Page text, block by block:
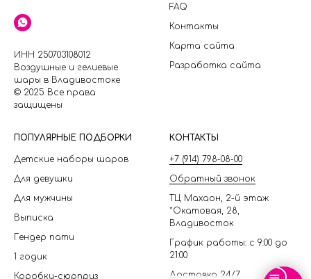
ИНН 250703108012
Воздушные и гелиевые
шары в Владивостоке
© 2025 Все права
защищены
FAQ
Контакты
Карта сайта
Разработка сайта
ПОПУЛЯРНЫЕ ПОДБОРКИ
Детские наборы шаров
Для девушки
Для мужчины
Выписка
Гендер пати
1 годик
Коробки-сюрприз
КОНТАКТЫ
+7 (914) 798-08-00
Обратный звонок
ТЦ Махаон, 2-й этаж
*Окатовая, 28,
Владивосток
График работы: с 9:00 до
21:00
Доставка 24/7